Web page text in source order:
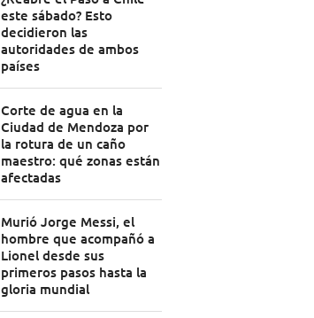
este sábado? Esto
decidieron las
autoridades de ambos
países
Corte de agua en la
Ciudad de Mendoza por
la rotura de un caño
maestro: qué zonas están
afectadas
Murió Jorge Messi, el
hombre que acompañó a
Lionel desde sus
primeros pasos hasta la
gloria mundial